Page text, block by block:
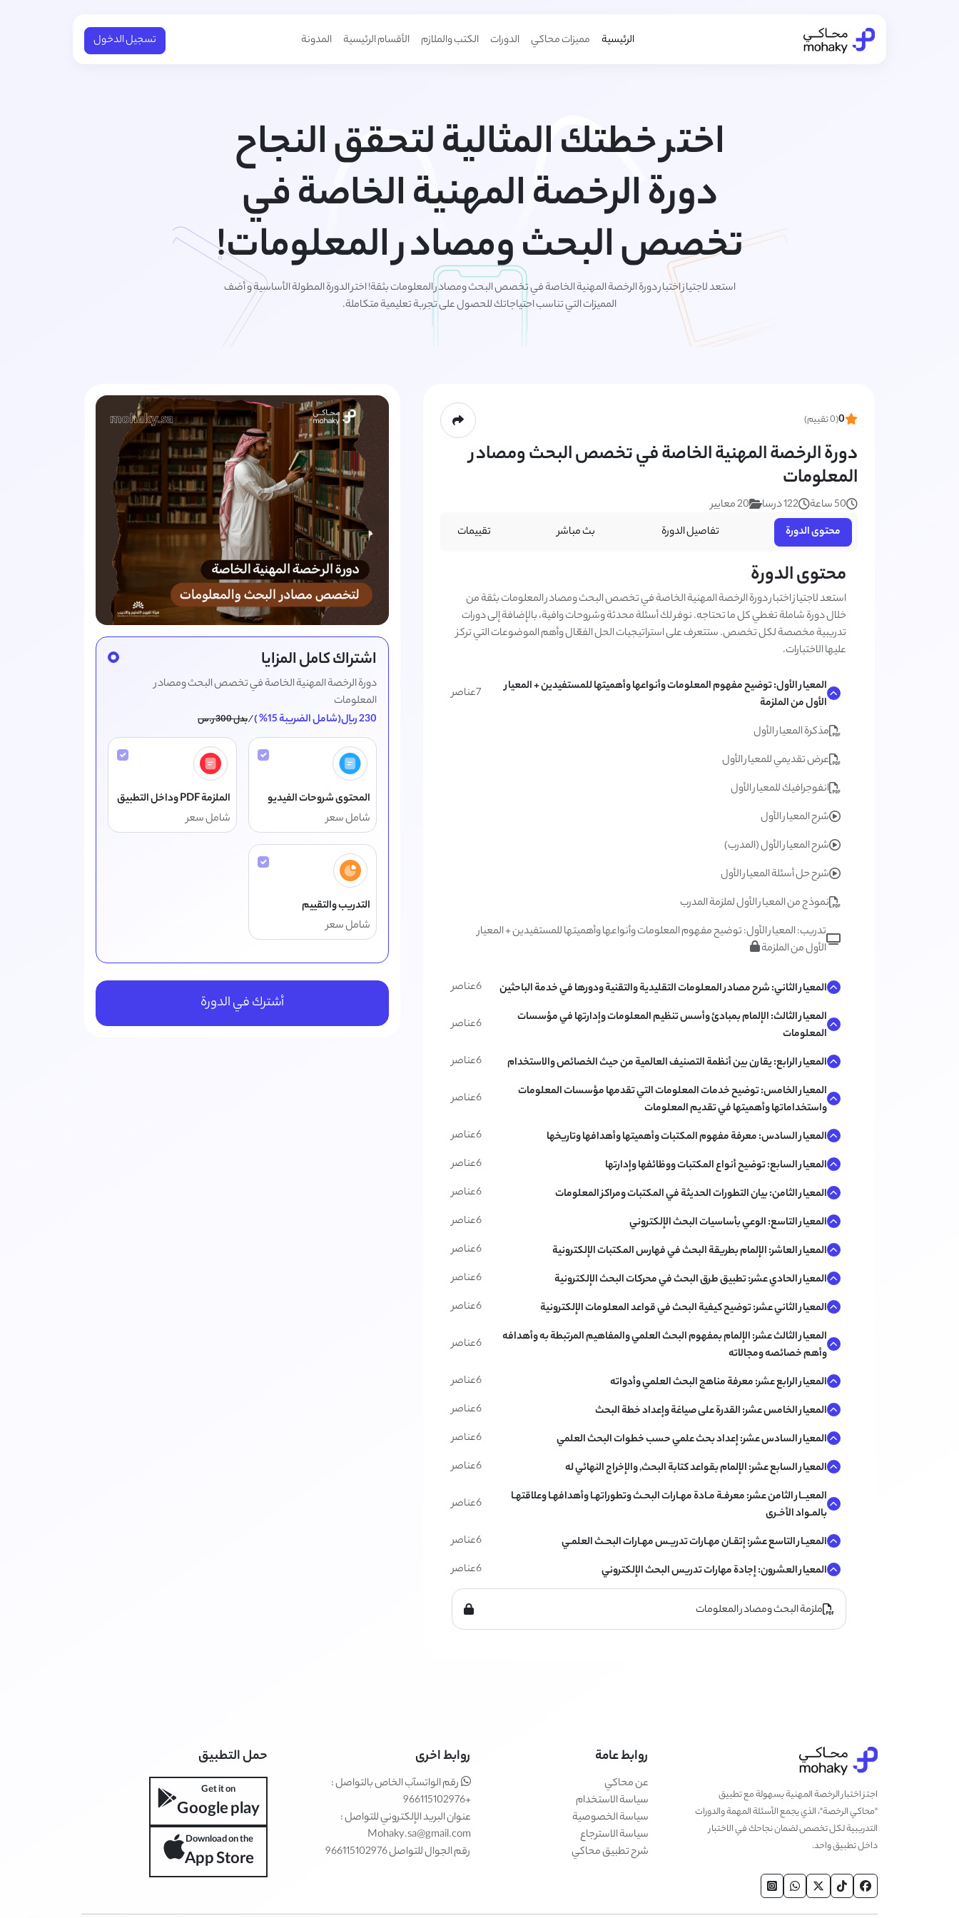
الرئيسية مميزات محاكي الدورات الكتب والملازم الأقسام الرئيسية المدونة تسجيل الدخول
اختر خطتك المثالية لتحقق النجاح
دورة الرخصة المهنية الخاصة في
تخصص البحث ومصادر المعلومات!
استعد لاجتياز اختبار دورة الرخصة المهنية الخاصة في تخصص البحث ومصادر المعلومات بثقة! اختر الدورة المطولة الأساسية و أضف
المميزات التي تناسب احتياجاتك للحصول على تجربة تعليمية متكاملة.
0(0 تقييم)
دورة الرخصة المهنية الخاصة في تخصص البحث ومصادر
المعلومات
50 ساعة 122 درسا
20 معايير
محتوى الدورة
تفاصيل الدورة بث مباشر تقييمات
محتوى الدورة
استعد لاجتياز اختبار دورة الرخصة المهنية الخاصة في تخصص البحث ومصادر المعلومات بثقة من
خلال دورة شاملة تغطي كل ما تحتاجه. نوفر لك أسئلة محدثة وشروحات وافية، بالإضافة إلى دورات
تدريبية مخصصة لكل تخصص. ستتعرف على استراتيجيات الحل الفعّال وأهم الموضوعات التي تركز
عليها الاختبارات.
المعيار الأول: توضيح مفهوم المعلومات وأنواعها وأهميتها للمستفيدين + المعيار
الأول من الملزمة
7عناصر
مذكرة المعيار الأول
عرض تقديمي للمعيار الأول
انفوجرافيك للمعيار الأول
شرح المعيار الأول
شرح المعيار الأول (المدرب)
شرح حل أسئلة المعيار الأول
نموذج من المعيار الأول لملزمة المدرب
تدريب: المعيار الأول: توضيح مفهوم المعلومات وأنواعها وأهميتها للمستفيدين + المعيار
الأول من الملزمة
المعيار الثاني: شرح مصادر المعلومات التقليدية والتقنية ودورها في خدمة الباحثين 6عناصر
المعيار الثالث: الإلمام بمبادئ وأسس تنظيم المعلومات وإدارتها في مؤسسات
المعلومات
6عناصر
المعيار الرابع: يقارن بين أنظمة التصنيف العالمية من حيث الخصائص والاستخدام 6عناصر
المعيار الخامس: توضيح خدمات المعلومات التي تقدمها مؤسسات المعلومات
واستخداماتها وأهميتها في تقديم المعلومات
6عناصر
المعيار السادس: معرفة مفهوم المكتبات وأهميتها وأهدافها وتاريخها 6عناصر
المعيار السابع: توضيح أنواع المكتبات ووظائفها وإدارتها
6عناصر
المعيار الثامن: بيان التطورات الحديثة في المكتبات ومراكز المعلومات
6عناصر
المعيار التاسع: الوعي بأساسيات البحث الإلكتروني
6عناصر
المعيار العاشر: الإلمام بطريقة البحث في فهارس المكتبات الإلكترونية
6عناصر
المعيار الحادي عشر: تطبيق طرق البحث في محركات البحث الإلكترونية
6عناصر
المعيار الثاني عشر: توضيح كيفية البحث في قواعد المعلومات الإلكترونية
6عناصر
المعيار الثالث عشر: الإلمام بمفهوم البحث العلمي والمفاهيم المرتبطة به وأهدافه
وأهم خصائصه ومجالاته
6عناصر
المعيار الرابع عشر: معرفة مناهج البحث العلمي وأدواته 6عناصر
المعيار الخامس عشر: القدرة على صياغة وإعداد خطة البحث
6عناصر
المعيار السادس عشر: إعداد بحث علمي حسب خطوات البحث العلمي
6عناصر
المعيار السابع عشر: الإلمام بقواعد كتابة البحث, والإخراج النهائي له
6عناصر
المعيــار الثامن عشر: معرفـة مـادة مهـارات البحـث وتطوراتهـا وأهدافهـا وعلاقتهـا
بالمـواد الأخـرى
6عناصر
المعيـار التاسع عشر: إتقـان مهـارات تدريـس مهـارات البحـث العلمـي 6عناصر
المعيار العشرون: إجادة مهارات تدريس البحث الإلكتروني
6عناصر
ملزمة البحث ومصادر المعلومات
اشتراك كامل المزايا
دورة الرخصة المهنية الخاصة في تخصص البحث ومصادر
المعلومات
230ريال(شامل الضريبة 15% ) /بدل 300 ر.س
المحتوى شروحات الفيديو
شامل سعر
الملزمة PDF وداخل التطبيق
شامل سعر
التدريب والتقييم
شامل سعر
أشترك في الدورة
اجتز اختبار الرخصة المهنية بسهولة مع تطبيق
"محاكي الرخصة"، الذي يجمع الأسئلة المهمة والدورات
التدريبية لكل تخصص لضمان نجاحك في الاختبار
داخل تطبيق واحد.
روابط عامة
عن محاكي
سياسة الاستخدام
سياسة الخصوصية
سياسة الاسترجاع
شرح تطبيق محاكي
روابط اخرى
رقم الواتسآب الخاص بالتواصل :
+966115102976
عنوان البريد الإلكتروني للتواصل :
Mohaky.sa@gmail.com
رقم الجوال للتواصل 966115102976
حمل التطبيق
Get it on
Google play
Download on the
App Store